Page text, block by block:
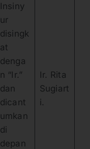
Insiny
ur
disingk
at
denga
n “Ir.”
dan
dicant
umkan
di
depan
Ir. Rita
Sugiart
i.